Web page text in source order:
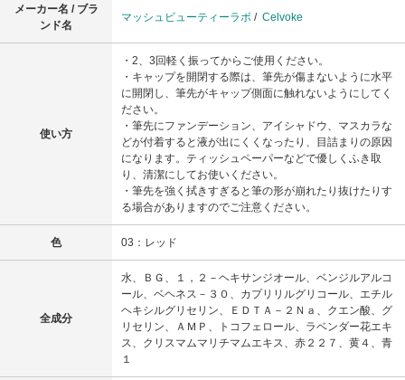
メーカー名 / ブラ
ンド名
マッシュビューティーラボ / Celvoke
使い方
・2、3回軽く振ってからご使用ください。
・キャップを開閉する際は、筆先が傷まないように水平
に開閉し、筆先がキャップ側面に触れないようにしてく
ださい。
・筆先にファンデーション、アイシャドウ、マスカラな
どが付着すると液が出にくくなったり、目詰まりの原因
になります。ティッシュペーパーなどで優しくふき取
り、清潔にしてお使いください。
・筆先を強く拭きすぎると筆の形が崩れたり抜けたりす
る場合がありますのでご注意ください。
色 03：レッド
全成分
水、ＢＧ、１，２－ヘキサンジオール、ベンジルアルコ
ール、ベヘネス－３０、カプリリルグリコール、エチル
ヘキシルグリセリン、ＥＤＴＡ－２Ｎａ、クエン酸、グ
リセリン、ＡＭＰ、トコフェロール、ラベンダー花エキ
ス、クリスマムマリチマムエキス、赤２２７、黄４、青
１